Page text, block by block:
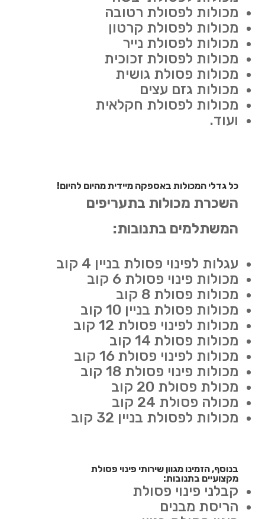
מכולות לפסולת רטובה
מכולות לפסולת קרטון
מכולות לפסולת נייר
מכולות לפסולת זכוכית
מכולות פסולת גושית
מכולות גזם עצים
מכולות לפסולת חקלאית
ועוד.
כל גדלי המכולות באספקה מיידית מהיום להיום!
השכרת מכולות בתעריפים
המשתלמים בתנובות:
עגלות לפינוי פסולת בניין 4 קוב
מכולות פינוי פסולת 6 קוב
מכולות פסולת 8 קוב
מכולות פסולת בניין 10 קוב
מכולות לפינוי פסולת 12 קוב
מכולות פסולת 14 קוב
מכולות לפינוי פסולת 16 קוב
מכולות פינוי פסולת 18 קוב
מכולת פסולת 20 קוב
מכולה פסולת 24 קוב
מכולות לפסולת בניין 32 קוב
בנוסף, הזמינו מגוון שירותי פינוי פסולת
מקצועיים בתנובות:
קבלני פינוי פסולת
הריסת מבנים